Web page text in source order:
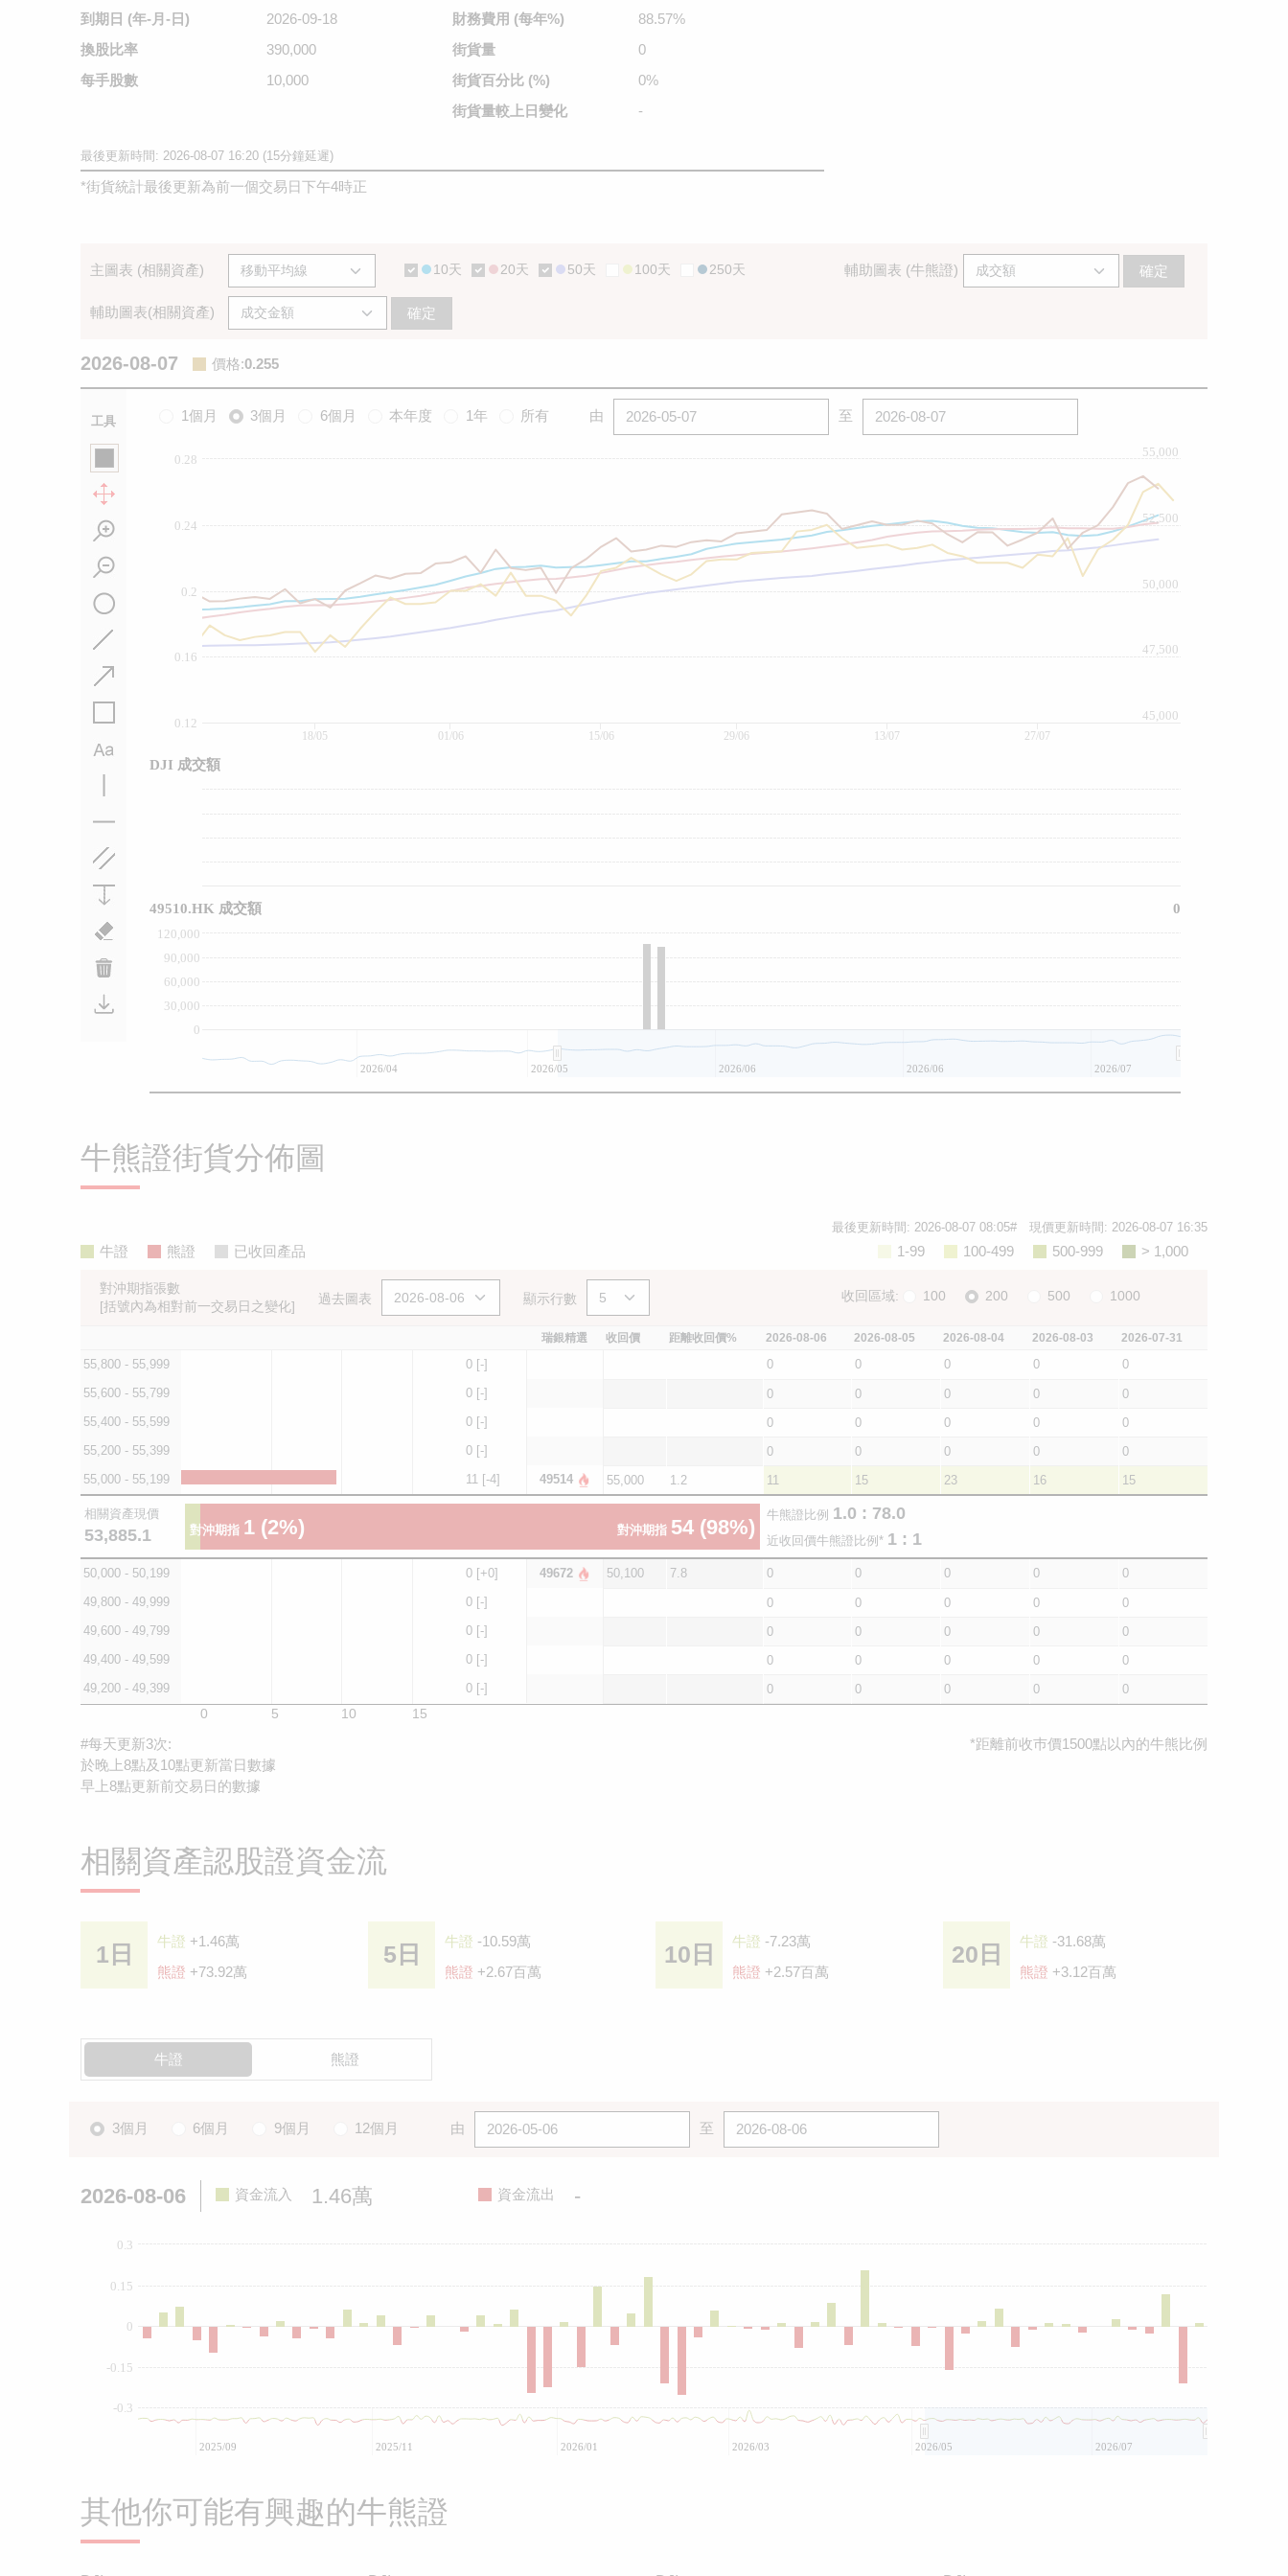
到期日 (年-月-日)
2026-09-18
換股比率
390,000
每手股數
10,000
財務費用 (每年%)
88.57%
街貨量
0
街貨百分比 (%)
0%
街貨量較 上日變化 -
最後更新時間: 2026-08-07 16:20 (15分鐘延遲)
*街貨統計最後更新為前一個交易日下午4時正
主圖表 (相關資產) 10天 20天 50天 100天 250天 輔助圖表 (牛熊證) 確定
輔助圖表(相關資產) 確定
2026-08-07 價格:0.255
工具 1個月 3個月 6個月 本年度 1年 所有 由 至
0.12
0.24
0.16
0.2
0.28
45,000
47,500
50,000
52,500
55,000
0
30,000
60,000
90,000
120,000
01/06 29/06 27/07
18/05 15/06 13/07
2026/04 2026/05 2026/06 2026/06 2026/07
DJI 成交額
49510.HK 成交額 0
牛熊證街貨分佈圖
最後更新時間: 2026-08-07 08:05# 現價更新時間: 2026-08-07 16:35
牛證 熊證 已收回產品 > 1,000
500-999
100-499
1-99
對沖期指張數
[括號內為相對前一交易日之變化]
過去圖表 顯示行數 收回區域: 100 200 500 1000
瑞銀精選 收回價 距離收回價% 2026-08-06 2026-08-05 2026-08-04 2026-08-03 2026-07-31
55,800 - 55,999 0 [-] 0 0 0 0
0
55,600 - 55,799
0 [-] 0 0 0 0
0
55,400 - 55,599
0 [-] 0 0 0 0
0
55,200 - 55,399
0 [-] 0 0 0 0
0
55,000 - 55,199
11 [-4] 49514 55,000 1.2 11 15 23 16 15
相關資產現價
53,885.1 對沖期指 1 (2%) 對沖期指 54 (98%)
牛熊證比例 1.0 : 78.0
近收回價牛熊證比例* 1 : 1
50,000 - 50,199 0 [+0] 49672 50,100 7.8 0 0 0 0
0
49,800 - 49,999
0 [-] 0 0 0 0
0
49,600 - 49,799
0 [-] 0 0 0 0
0
49,400 - 49,599
0 [-] 0 0 0 0
0
49,200 - 49,399
0 [-] 0 0 0 0 0
0 5 10 15
#每天更新3次:
於晚上8點及10點更新當日數據
早上8點更新前交易日的數據
*距離前收巿價1500點以內的牛熊比例
相關資產認股證資金流
1日 牛證 +1.46萬
熊證 +73.92萬
5日 牛證 -10.59萬
熊證 +2.67百萬
10日 牛證 -7.23萬
熊證 +2.57百萬
20日 牛證 -31.68萬
熊證 +3.12百萬
牛證 熊證
3個月 6個月 9個月 12個月 由 至
2026-08-06 資金流入 1.46萬 資金流出 -
0
-0.3
-0.15
0.15
0.3
2025/09 2025/11 2026/01 2026/03 2026/05 2026/07
其他你可能有興趣的牛熊證